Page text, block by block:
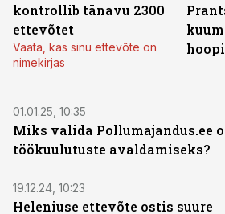
kontrollib tänavu 2300
ettevõtet
Vaata, kas sinu ettevõte on
nimekirjas
01.01.25, 10:35
Miks valida Pollumajandus.ee
töökuulutuste avaldamiseks?
19.12.24, 10:23
Heleniuse ettevõte ostis suure